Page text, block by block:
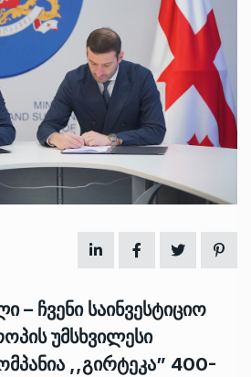
– ჩვენი საინვესტიციო
უმსხვილესი
,,გირტეკა” 400-